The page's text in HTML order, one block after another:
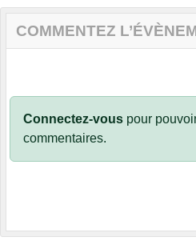
COMMENTEZ
Connectez-vous pour
commentaires.